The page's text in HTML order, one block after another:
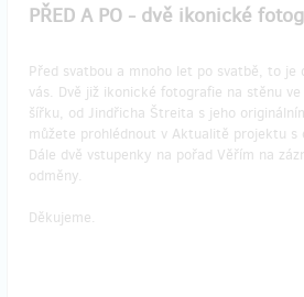
PŘED A PO - dvě ikonické
Před svatbou a mnoho let po svatbě, to je
vás. Dvě již ikonické fotografie na stěnu
šířku, od Jindřicha Štreita s jeho
můžete prohlédnout v Aktualitě projektu s
Dále dvě vstupenky na pořad Věřím na
odměny.
Děkujeme.